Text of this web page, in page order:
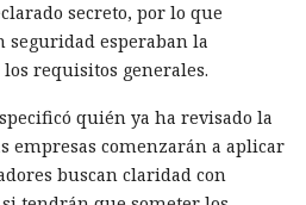
secreto, por lo que
seguridad esperaban la
requisitos generales.
quién ya ha revisado la
empresas comenzarán a aplicar
buscan claridad con